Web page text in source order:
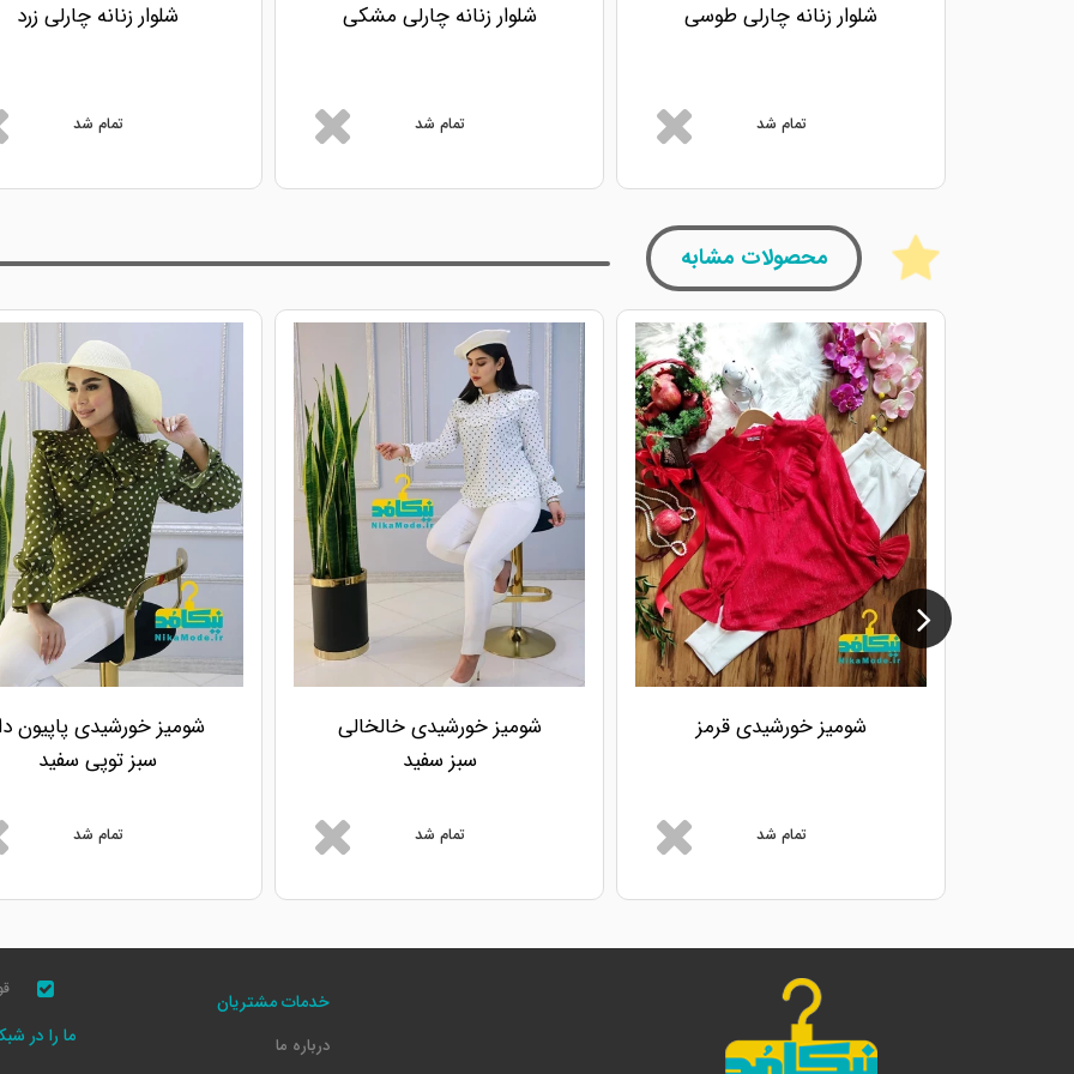
شلوار زنانه چارلی طوسی
تمام شد
شلوار زنانه چارلی مشکی
تمام شد
شلوار زنانه چارلی زرد
تمام شد
محصولات مشابه
شومیز خورشیدی قرمز
تمام شد
شومیز خورشیدی خالخالی
سبز سفید
تمام شد
شومیز خورشیدی پاپیون
سبز توپی سفید
تمام شد
خدمات مشتریان
درباره ما
ما را در